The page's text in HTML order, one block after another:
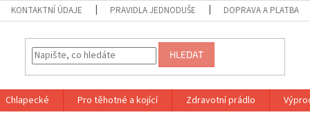
KONTAKTNÍ ÚDAJE PRAVIDLA JEDNODUŠE DOPRAVA A PLATBA
HLEDAT
Chlapecké Pro těhotné a kojící Zdravotní prádlo